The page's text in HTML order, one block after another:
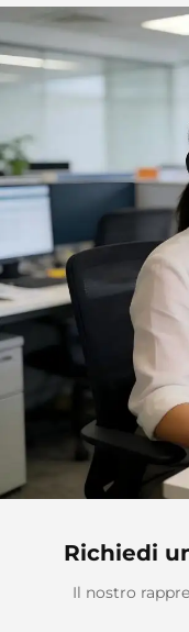
Richiedi
Il nostro